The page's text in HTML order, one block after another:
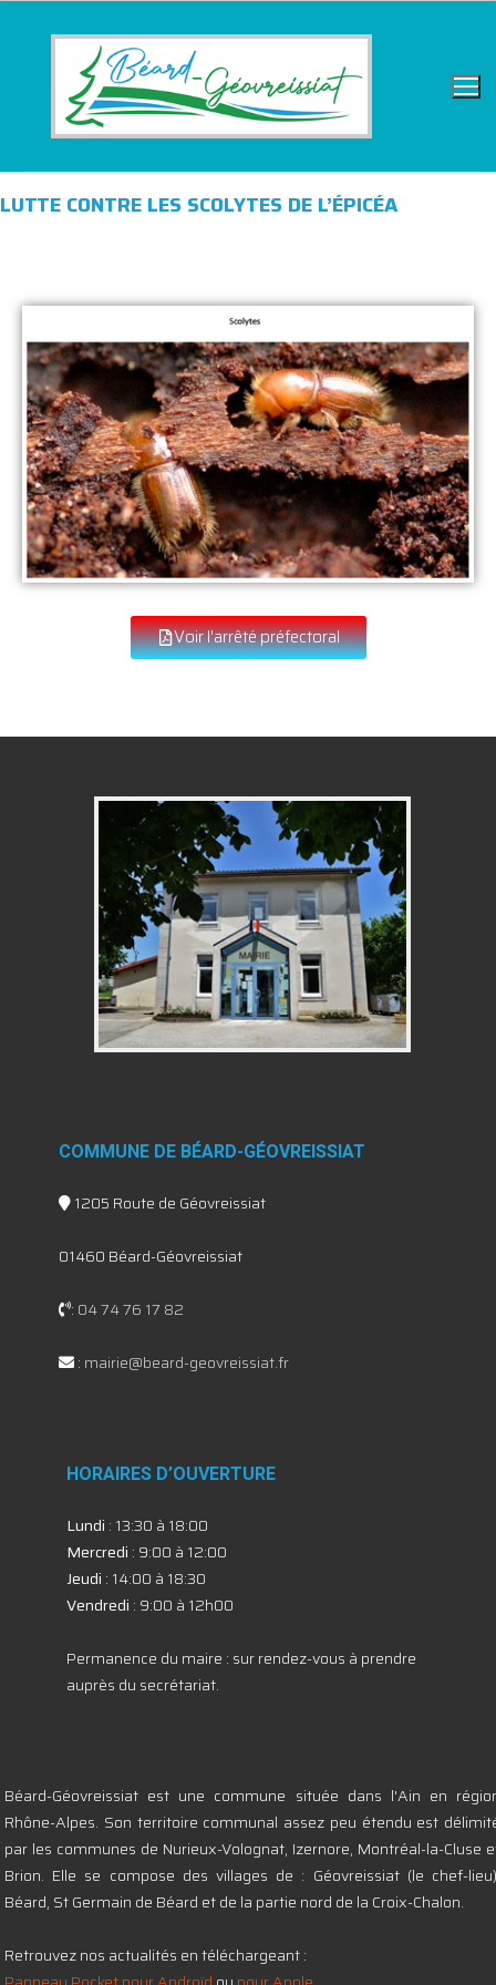
LUTTE CONTRE LES SCOLYTES DE L’ÉPICÉA
Voir l'arrêté préfectoral
COMMUNE DE BÉARD-GÉOVREISSIAT
1205 Route de Géovreissiat
01460 Béard-Géovreissiat
: 04 74 76 17 82
: mairie@beard-geovreissiat.fr
HORAIRES D’OUVERTURE
Lundi : 13:30 à 18:00
Mercredi : 9:00 à 12:00
Jeudi : 14:00 à 18:30
Vendredi : 9:00 à 12h00
Permanence du maire : sur rendez-vous à prendre
auprès du secrétariat.
Béard-Géovreissiat est une commune située dans l'Ain en
Rhône-Alpes. Son territoire communal assez peu étendu est
par les communes de Nurieux-Volognat, Izernore, Montréal-la-Cluse
Brion. Elle se compose des villages de : Géovreissiat (le chef-
Béard, St Germain de Béard et de la partie nord de la Croix-Chalon.
Retrouvez nos actualités en téléchargeant :